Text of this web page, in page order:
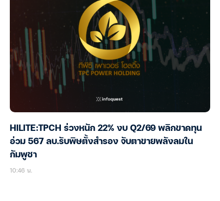
HILITE:TPCH ร่วงหนัก 22% งบ Q2/69 พลิกขาดทุน
อ่วม 567 ลบ.รับพิษตั้งสำรอง จับตาขายพลังลมใน
กัมพูชา
10:46 น.